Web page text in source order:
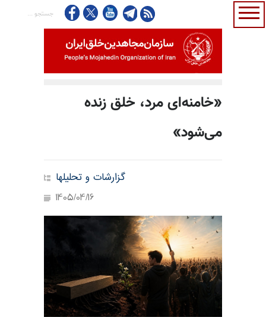
«خامنه‌ای مرد، خلق زنده
می‌شود»
گزارشات و تحلیلها
1405/04/16